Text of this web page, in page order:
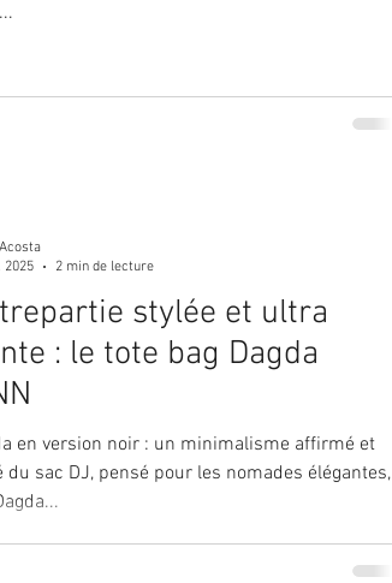
stylée et ultra
: le tote bag Dagda
en version noir : un minimalisme affirmé et
du sac DJ, pensé pour les nomades élégantes,
2025
2 min de lecture